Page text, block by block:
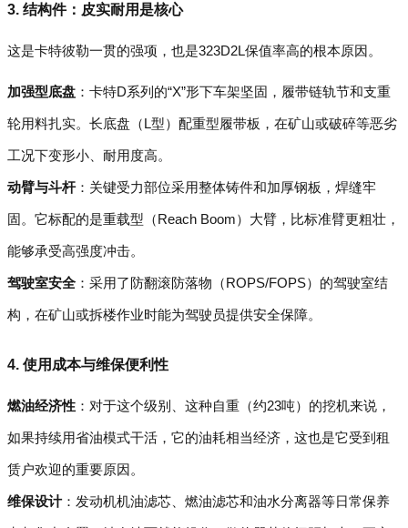
3. 结构件：皮实耐用是核心
这是卡特彼勒一贯的强项，也是323D2L保值率高的根本原因。
加强型底盘 ：卡特D系列的“X”形下车架坚固，履带链轨节和支重
轮用料扎实。长底盘（L型）配重型履带板，在矿山或破碎等恶劣
工况下变形小、耐用度高。
动臂与斗杆：关键受力部位采用整体铸件和加厚钢板，焊缝牢
固。它标配的是重载型（Reach Boom）大臂，比标准臂更粗壮，
能够承受高强度冲击。
驾驶室安全：采用了防翻滚防落物（ROPS/FOPS）的驾驶室结
构，在矿山或拆楼作业时能为驾驶员提供安全保障。
4. 使用成本与维保便利性
燃油经济性 ：对于这个级别、这种自重（约23吨）的挖机来说，
如果持续用省油模式干活，它的油耗相当经济，这也是它受到租
赁户欢迎的重要原因。
维保设计：发动机机油滤芯、燃油滤芯和油水分离器等日常保养